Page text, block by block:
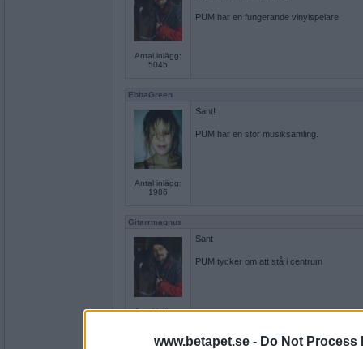
www.betapet.se - Do Not Process
Antal inlägg:
5045
PUM har en fungerande vinylspelare
EbbaGreen
Antal inlägg:
1986
Sant!
PUM har en stor musiksamling.
Gitarrmagnus
Antal inlägg:
Sant
PUM tycker om att stå i centrum